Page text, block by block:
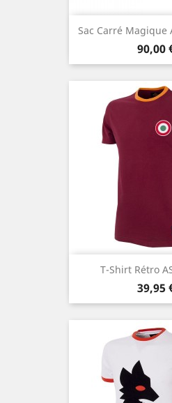
Sac Carré Magique
Prix
90,00
T-Shirt Rétro
Prix
39,95